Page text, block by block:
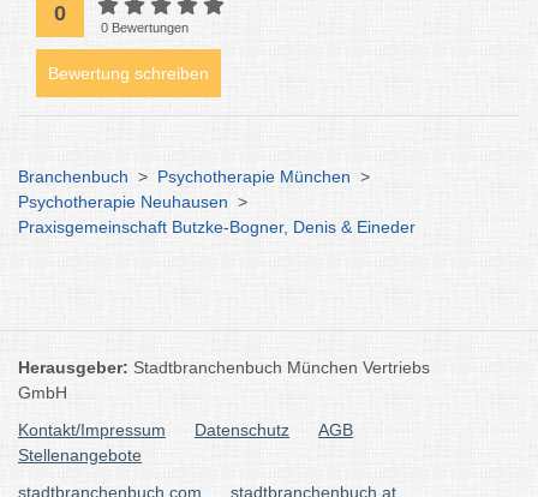
0
0 Bewertungen
Bewertung schreiben
Branchenbuch > Psychotherapie München >
Psychotherapie Neuhausen >
Praxisgemeinschaft Butzke-Bogner, Denis & Eineder
Herausgeber: Stadtbranchenbuch München Vertriebs
GmbH
Kontakt/Impressum
Datenschutz
AGB
Stellenangebote
stadtbranchenbuch.com
stadtbranchenbuch.at